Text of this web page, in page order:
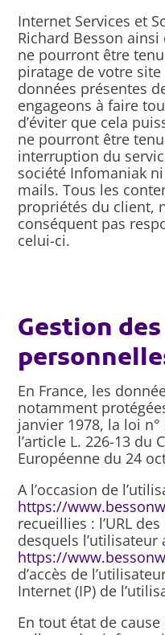
Internet Services et
Richard Besson
ne pourront être
piratage de votre
données présentes
engageons à faire
d’éviter que cela
ne pourront être
interruption du
société Infomaniak ni
mails. Tous les
propriétés du client,
conséquent pas
celui-ci.
Gestion
En France, les
notamment
janvier 1978, la loi
l’article L. 226-13 du
Européenne du 24
A l’occasion de
https://
recueillies : l’URL
desquels l’utilisateur
https://
d’accès de
Internet (IP) de
En tout état de